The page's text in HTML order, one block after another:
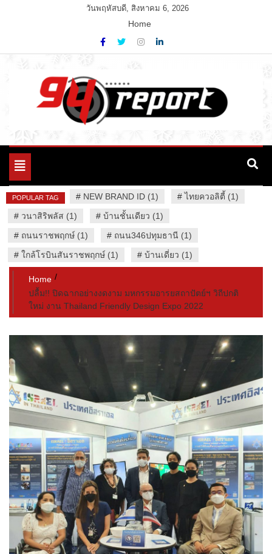
วันพฤหัสบดี, สิงหาคม 6, 2026
Home
94 Report.com
Variety News
Toggle
POPULAR TAG # NEW BRAND ID (1) #ไทยควอลิตี้ (1)
# วนาสิริพลัส (1) # บ้านชั้นเดียว (1)
# ถนนราชพฤกษ์ (1) # ถนน346ปทุมธานี (1)
# ใกล้โรบินสันราชพฤกษ์ (1) # บ้านเดี่ยว (1)
Home
ปลื้ม!! ปิดฉากอย่างงดงาม มหกรรมอารยสถาปัตย์ฯ วิถีปกติ
ใหม่ งาน Thailand Friendly Design Expo 2022